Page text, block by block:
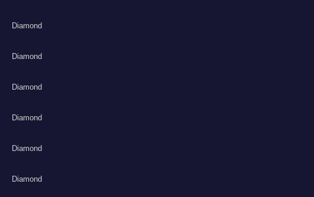
Diamond
Diamond
Diamond
Diamond
Diamond
Diamond